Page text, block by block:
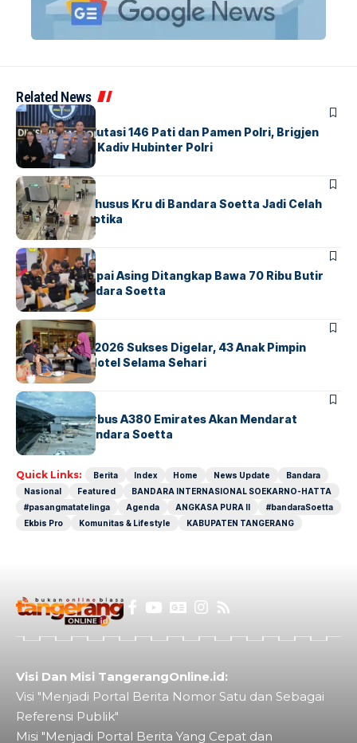
Related News
BERITA
Mabes Polri Mutasi 146 Pati dan Pamen Polri, Brigjen
Untung Jabat Kadiv Hubinter Polri
BANDARABERITA
Ketika Jalur Khusus Kru di Bandara Soetta Jadi Celah
Sindikat Narkotika
BANDARA BERITA
Kopilot Maskapai Asing Ditangkap Bawa 70 Ribu Butir
Ekstasi di Bandara Soetta
BERITAINDEX
GM For A Day 2026 Sukses Digelar, 43 Anak Pimpin
Operasional Hotel Selama Sehari
BANDARA BERITA
8 Agustus, Airbus A380 Emirates Akan Mendarat
Perdana di Bandara Soetta
Quick Links: Berita Index Home News Update
Bandara
Nasional
Featured
BANDARA INTERNASIONAL SOEKARNO-HATTA
#pasangmatatelinga
Agenda ANGKASA PURA II
#bandaraSoetta
Ekbis Pro
Komunitas & Lifestyle KABUPATEN TANGERANG
Visi Dan Misi TangerangOnline.id:
Visi "Menjadi Portal Berita Nomor Satu dan Sebagai
Referensi Publik"
Misi "Menjadi Portal Berita Yang Cepat dan